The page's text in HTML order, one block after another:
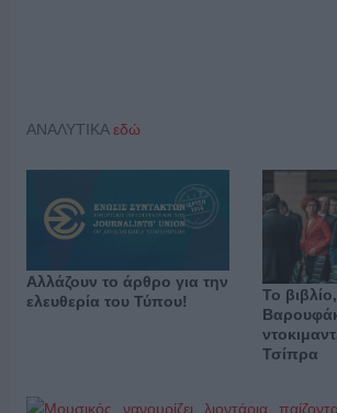
ΑΝΑΛΥΤΙΚΑεδώ
Αλλάζουν το άρθρο για την
ελευθερία του Τύπου!
Το
Τσίπρα